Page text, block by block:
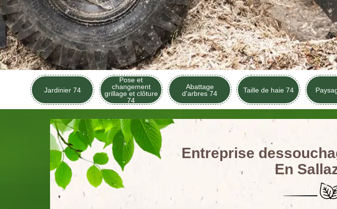
Jardinier 74
Pose et
changement
grillage et clôture
74
Abattage
d'arbres 74
Taille de haie 74
Entreprise
En